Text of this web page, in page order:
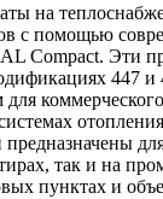
на
с помощью
Compact. Эти
447 и
коммерческого
так и на
пунктах и